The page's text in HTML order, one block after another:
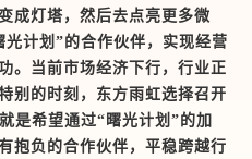
成灯塔，然后去点亮更多微
计划”的合作伙伴，实现经营
。当前市场经济下行，行业正
别的时刻，东方雨虹选择召开
是希望通过“曙光计划”的加
抱负的合作伙伴，平稳跨越行